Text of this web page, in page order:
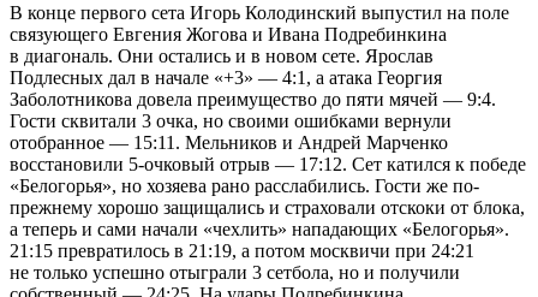
В конце первого сета Игорь Колодинский выпустил на поле
связующего Евгения Жогова и Ивана Подребинкина
в диагональ. Они остались и в новом сете. Ярослав
Подлесных дал в начале «+3» — 4:1, а атака Георгия
Заболотникова довела преимущество до пяти мячей — 9:4.
Гости сквитали 3 очка, но своими ошибками вернули
отобранное — 15:11. Мельников и Андрей Марченко
восстановили 5-очковый отрыв — 17:12. Сет катился к победе
«Белогорья», но хозяева рано расслабились. Гости же по-
прежнему хорошо защищались и страховали отскоки от блока,
а теперь и сами начали «чехлить» нападающих «Белогорья».
21:15 превратилось в 21:19, а потом москвичи при 24:21
не только успешно отыграли 3 сетбола, но и получили